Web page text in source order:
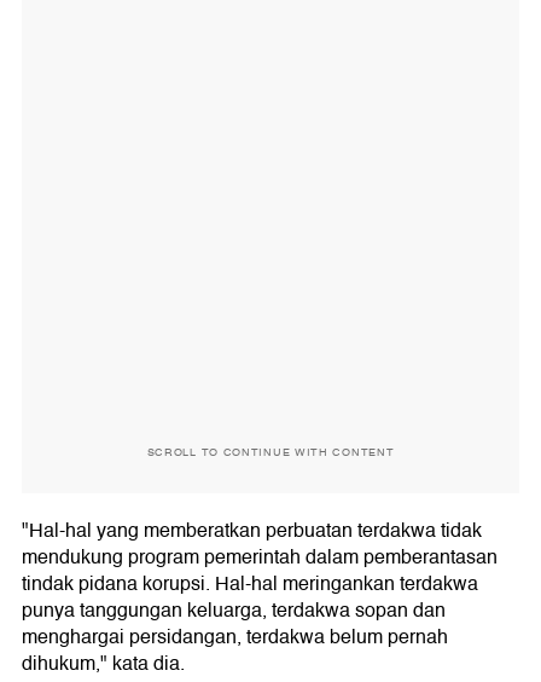
SCROLL TO CONTINUE WITH CONTENT
"Hal-hal yang memberatkan perbuatan terdakwa tidak
mendukung program pemerintah dalam pemberantasan
tindak pidana korupsi. Hal-hal meringankan terdakwa
punya tanggungan keluarga, terdakwa sopan dan
menghargai persidangan, terdakwa belum pernah
dihukum," kata dia.